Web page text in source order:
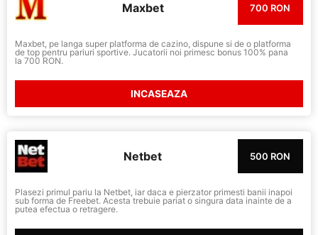
Maxbet 700 RON
Maxbet, pe langa super platforma de cazino, dispune si de o platforma
de top pentru pariuri sportive. Jucatorii noi primesc bonus 100% pana
la 700 RON.
INCASEAZA
Netbet 500 RON
Plasezi primul pariu la Netbet, iar daca e pierzator primesti banii inapoi
sub forma de Freebet. Acesta trebuie pariat o singura data inainte de a
putea efectua o retragere.